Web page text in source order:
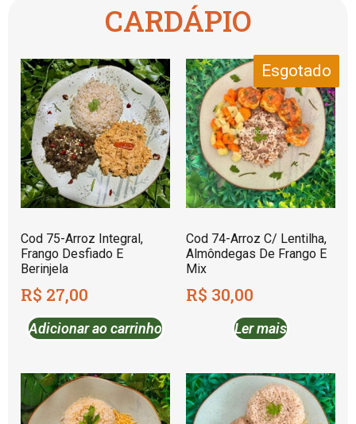
CARDÁPIO
Cod 75-Arroz Integral,
Frango Desfiado E
Berinjela
R$ 27,00
Adicionar ao carrinho
Esgotado
Cod 74-Arroz C/ Lentilha,
Almôndegas De Frango E
Mix
R$ 30,00
Ler mais